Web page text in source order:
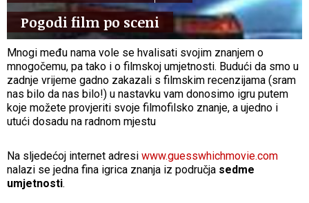
Pogodi film po sceni
Mnogi među nama vole se hvalisati svojim znanjem o
mnogočemu, pa tako i o filmskoj umjetnosti. Budući da smo u
zadnje vrijeme gadno zakazali s filmskim recenzijama (sram
nas bilo da nas bilo!) u nastavku vam donosimo igru putem
koje možete provjeriti svoje filmofilsko znanje, a ujedno i
utući dosadu na radnom mjestu
Na sljedećoj internet adresi www.guesswhichmovie.com
nalazi se jedna fina igrica znanja iz područja sedme
umjetnosti.